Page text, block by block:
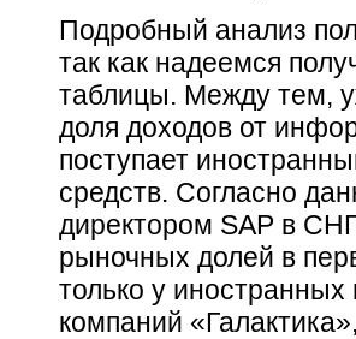
Подробный анализ
так как надеемся
таблицы. Между тем,
доля доходов от
поступает
средств. Согласно
директором SAP в
рыночных долей в
только у
компаний